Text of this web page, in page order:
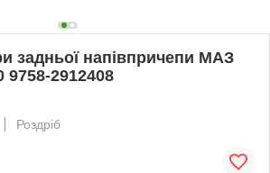
задньої напівпричепи МАЗ
9758-2912408
Роздріб